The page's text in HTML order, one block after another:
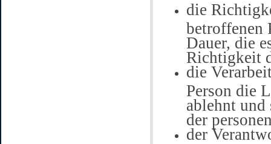
die
betroffenen
Dauer, die
Richtigkeit
die
Person die
ablehnt und
der
der